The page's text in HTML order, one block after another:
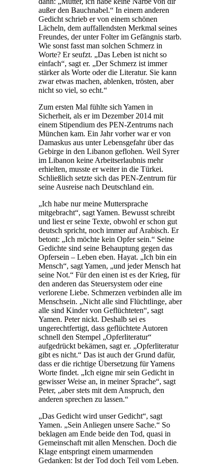
außer den Bauchnabel.“ In einem anderen
Gedicht schrieb er von einem schönen
Lächeln, dem auffallendsten Merkmal seines
Freundes, der unter Folter im Gefängnis starb.
Wie sonst fasst man solchen Schmerz in
Worte? Er seufzt. „Das Leben ist nicht so
einfach“, sagt er. „Der Schmerz ist immer
stärker als Worte oder die Literatur. Sie kann
zwar etwas machen, ablenken, trösten, aber
nicht so viel, so echt.“
Zum ersten Mal fühlte sich Yamen in
Sicherheit, als er im Dezember 2014 mit
einem Stipendium des PEN-Zentrums nach
München kam. Ein Jahr vorher war er von
Damaskus aus unter Lebensgefahr über das
Gebirge in den Libanon geflohen. Weil Syrer
im Libanon keine Arbeitserlaubnis mehr
erhielten, musste er weiter in die Türkei.
Schließlich setzte sich das PEN-Zentrum für
seine Ausreise nach Deutschland ein.
„Ich habe nur meine Muttersprache
mitgebracht“, sagt Yamen. Bewusst schreibt
und liest er seine Texte, obwohl er schon gut
deutsch spricht, noch immer auf Arabisch. Er
betont: „Ich möchte kein Opfer sein.“ Seine
Gedichte sind seine Behauptung gegen das
Opfersein – Leben eben. Hayat. „Ich bin ein
Mensch“, sagt Yamen, „und jeder Mensch hat
seine Not.“ Für den einen ist es der Krieg, für
den anderen das Steuersystem oder eine
verlorene Liebe. Schmerzen verbinden alle im
Menschsein. „Nicht alle sind Flüchtlinge, aber
alle sind Kinder von Geflüchteten“, sagt
Yamen. Peter nickt. Deshalb sei es
ungerechtfertigt, dass geflüchtete Autoren
schnell den Stempel „Opferliteratur“
aufgedrückt bekämen, sagt er. „Opferliteratur
gibt es nicht.“ Das ist auch der Grund dafür,
dass er die richtige Übersetzung für Yamens
Worte findet. „Ich eigne mir sein Gedicht in
gewisser Weise an, in meiner Sprache“, sagt
Peter, „aber stets mit dem Anspruch, den
anderen sprechen zu lassen.“
„Das Gedicht wird unser Gedicht“, sagt
Yamen. „Sein Anliegen unsere Sache.“ So
beklagen am Ende beide den Tod, quasi in
Gemeinschaft mit allen Menschen. Doch die
Klage entspringt einem umarmenden
Gedanken: Ist der Tod doch Teil vom Leben.